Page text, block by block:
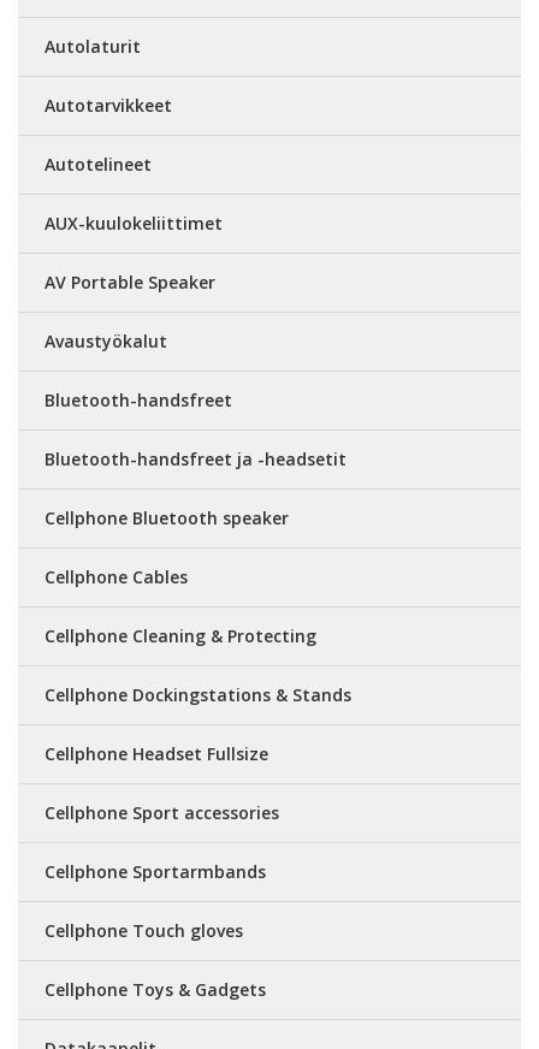
Autolaturit
Autotarvikkeet
Autotelineet
AUX-kuulokeliittimet
AV Portable Speaker
Avaustyökalut
Bluetooth-handsfreet
Bluetooth-handsfreet ja -headsetit
Cellphone Bluetooth speaker
Cellphone Cables
Cellphone Cleaning & Protecting
Cellphone Dockingstations & Stands
Cellphone Headset Fullsize
Cellphone Sport accessories
Cellphone Sportarmbands
Cellphone Touch gloves
Cellphone Toys & Gadgets